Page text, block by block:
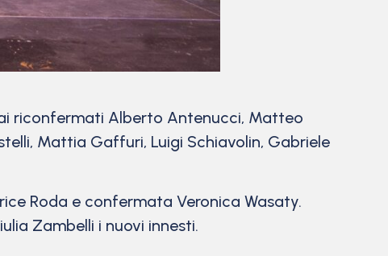
riconfermati Alberto Antenucci, Matteo
Mattia Gaffuri, Luigi Schiavolin, Gabriele
Roda e confermata Veronica Wasaty.
Zambelli i nuovi innesti.